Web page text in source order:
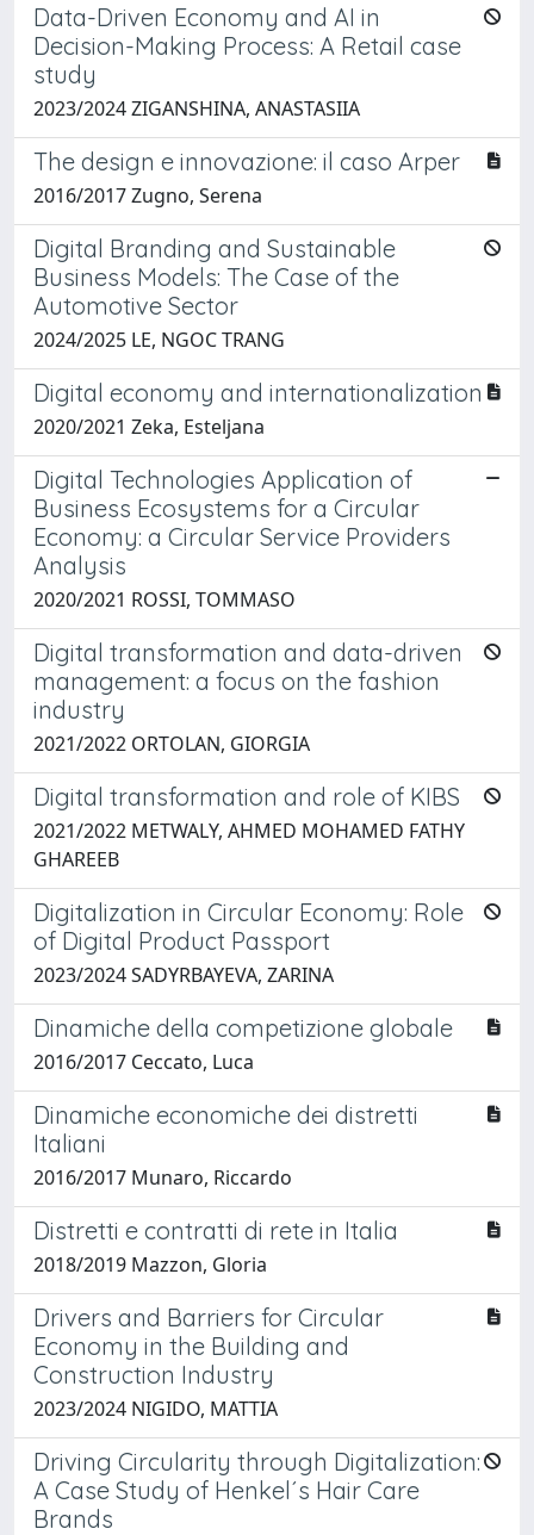
Data-Driven Economy and AI in
Decision-Making Process: A Retail case
study
2023/2024 ZIGANSHINA, ANASTASIIA
The design e innovazione: il caso Arper
2016/2017 Zugno, Serena
Digital Branding and Sustainable
Business Models: The Case of the
Automotive Sector
2024/2025 LE, NGOC TRANG
Digital economy and internationalization
2020/2021 Zeka, Esteljana
Digital Technologies Application of
Business Ecosystems for a Circular
Economy: a Circular Service Providers
Analysis
2020/2021 ROSSI, TOMMASO
Digital transformation and data-driven
management: a focus on the fashion
industry
2021/2022 ORTOLAN, GIORGIA
Digital transformation and role of KIBS
2021/2022 METWALY, AHMED MOHAMED FATHY
GHAREEB
Digitalization in Circular Economy: Role
of Digital Product Passport
2023/2024 SADYRBAYEVA, ZARINA
Dinamiche della competizione globale
2016/2017 Ceccato, Luca
Dinamiche economiche dei distretti
Italiani
2016/2017 Munaro, Riccardo
Distretti e contratti di rete in Italia
2018/2019 Mazzon, Gloria
Drivers and Barriers for Circular
Economy in the Building and
Construction Industry
2023/2024 NIGIDO, MATTIA
Driving Circularity through Digitalization:
A Case Study of Henkel´s Hair Care
Brands